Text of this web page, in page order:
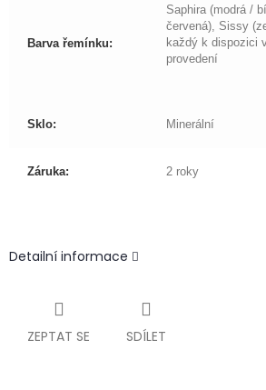
Barva řemínku:
Saphira (modrá /
červená), Sissy
každý k dispozici
provedení
Sklo: Minerální
Záruka: 2 roky
Detailní informace
ZEPTAT SE SDÍLET